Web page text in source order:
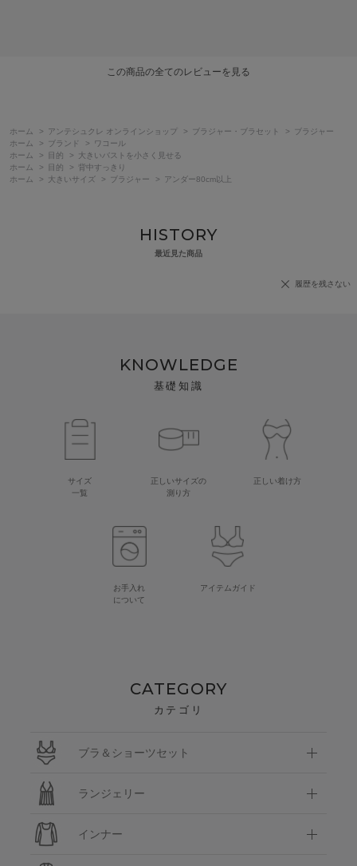
この商品の全てのレビューを見る
ホーム > アンテシュクレ オンラインショップ > ブラジャー・ブラセット >
ブラジャー
ホーム
> ブランド >
ワコール
ホーム
> 目的 >
大きいバストを小さく見せる
ホーム
> 目的 >
背中すっきり
ホーム
> 大きいサイズ > ブラジャー > アンダー80cm以上
HISTORY
最近見た商品
履歴を残さない
KNOWLEDGE
基礎知識
サイズ
一覧
正しいサイズの
測り方
正しい着け方
お手入れ
について
アイテムガイド
CATEGORY
カテゴリ
ブラ＆ショーツセット
ランジェリー
インナー